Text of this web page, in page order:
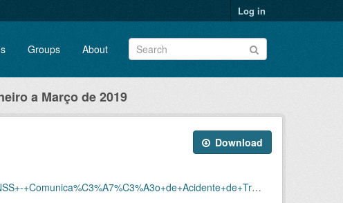
Log in
Groups About
a Março de 2019
Download
+CAT/cat2018-comp01-02-03-2019.csv